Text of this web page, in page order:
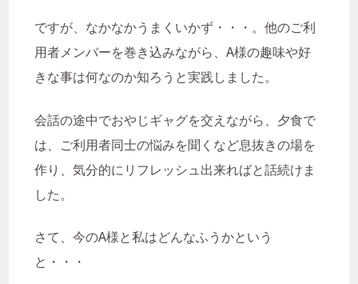
ですが、なかなかうまくいかず・・・。他のご利
用者メンバーを巻き込みながら、A様の趣味や好
きな事は何なのか知ろうと実践しました。
会話の途中でおやじギャグを交えながら、夕食で
は、ご利用者同士の悩みを聞くなど息抜きの場を
作り、気分的にリフレッシュ出来ればと話続けま
した。
さて、今のA様と私はどんなふうかという
と・・・